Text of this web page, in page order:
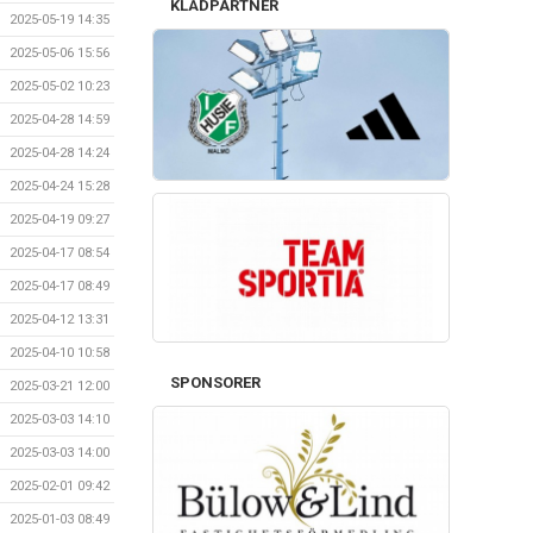
2025-05-19 14:35
2025-05-06 15:56
2025-05-02 10:23
2025-04-28 14:59
2025-04-28 14:24
2025-04-24 15:28
2025-04-19 09:27
2025-04-17 08:54
2025-04-17 08:49
2025-04-12 13:31
2025-04-10 10:58
2025-03-21 12:00
2025-03-03 14:10
2025-03-03 14:00
2025-02-01 09:42
2025-01-03 08:49
KLÄDPARTNER
SPONSORER